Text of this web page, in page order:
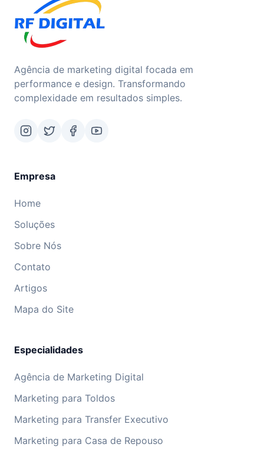
Agência de marketing digital focada em
performance e design. Transformando
complexidade em resultados simples.
Empresa
Home
Soluções
Sobre Nós
Contato
Artigos
Mapa do Site
Especialidades
Agência de Marketing Digital
Marketing para Toldos
Marketing para Transfer Executivo
Marketing para Casa de Repouso